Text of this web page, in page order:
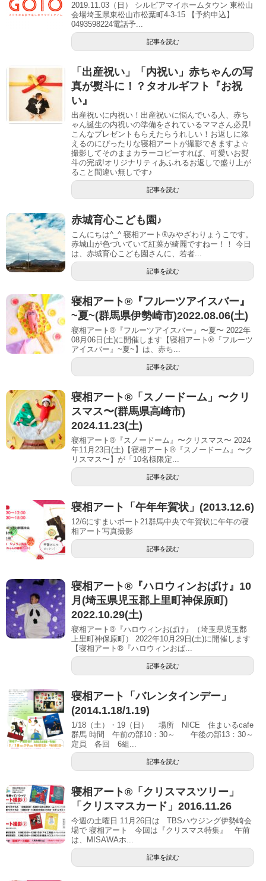
2019.11.03（日） シルピアマイホームタウン 東松山
会場埼玉県東松山市松葉町4-3-15 【予約申込】
0493598224電話予...
記事を読む
「出産祝い」「内祝い」赤ちゃんの写
真が熨斗に！？タオルギフト『お祝
い』
出産祝いに内祝い！出産祝いに悩んでいる人、赤ち
ゃん誕生の内祝いの準備をされているママさん必見!
こんなプレゼントもらえたらうれしい！お返しに添
えるのにぴったりな寝相アートが撮影できますよ☆
撮影してそのままカラーコピーすれば、可愛いお熨
斗の完成!オリジナリティあふれるお返しで盛り上が
ること間違い無しです♪
記事を読む
赤城育心こども園♪
こんにちは^_^ 寝相アート®︎みやざわりょうこです。
赤城山が色づいていて紅葉が綺麗ですねー！！ 今日
は、赤城育心こども園さんに、若者...
記事を読む
寝相アート®︎『フルーツアイスバー』
~夏~(群馬県伊勢崎市)2022.08.06(土)
寝相アート®『フルーツアイスバー』〜夏〜 2022年
08月06日(土)に開催します【寝相アート®︎『フルーツ
アイスバー』~夏~】は、赤ち...
記事を読む
寝相アート®「スノードーム」〜クリ
スマス〜(群馬県高崎市)
2024.11.23(土)
寝相アート®『スノードーム』〜クリスマス〜 2024
年11月23日(土)【寝相アート®︎『スノードーム』〜ク
リスマス〜】が「10名様限定...
記事を読む
寝相アート「午年年賀状」(2013.12.6)
12/6にすまいポート21群馬中央で年賀状に午年の寝
相アート写真撮影
記事を読む
寝相アート®︎『ハロウィンおばけ』10
月(埼玉県児玉郡上里町神保原町)
2022.10.29(土)
寝相アート®『ハロウィンおばけ』（埼玉県児玉郡
上里町神保原町） 2022年10月29日(土)に開催します
【寝相アート®︎『ハロウィンおば...
記事を読む
寝相アート「バレンタインデー」
(2014.1.18/1.19)
1/18（土）・19（日） 場所 NICE 住まいるcafe
群馬 時間 午前の部10：30～ 午後の部13：30～
定員 各回 6組...
記事を読む
寝相アート®「クリスマスツリー」
「クリスマスカード」2016.11.26
今週の土曜日 11月26日は TBSハウジング伊勢崎会
場で 寝相アート 今回は『クリスマス特集』 午前
は、MISAWAホ...
記事を読む